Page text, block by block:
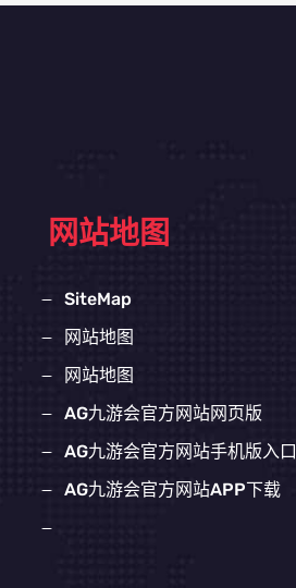
网站地图
SiteMap
网站地图
网站地图
AG九游会官方网站网页版
AG九游会官方网站手机版入口
AG九游会官方网站APP下载